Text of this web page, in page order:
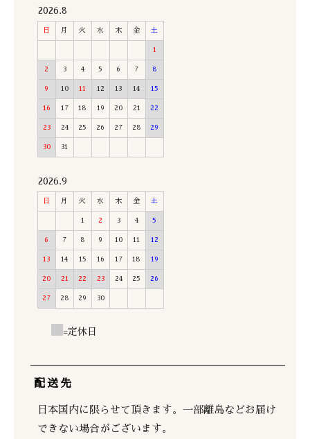
2026.8
日 月 火 水 木 金 土
1
2 3 4 5 6 7 8
9 10 11 12 13 14 15
16 17 18 19 20 21 22
23 24 25 26 27 28 29
30 31
2026.9
日 月 火 水 木 金 土
1 2 3 4 5
6 7 8 9 10 11 12
13 14 15 16 17 18 19
20 21 22 23 24 25 26
27 28 29 30
=定休日
配送先
日本国内に限らせて頂きます。一部離島などお届け
できない場合がございます。